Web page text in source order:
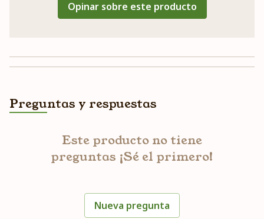
Opinar sobre este producto
Preguntas y respuestas
Este producto no tiene
preguntas ¡Sé el primero!
Nueva pregunta